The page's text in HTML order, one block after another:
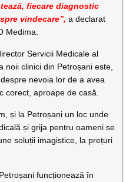
fiecare diagnostic
vindecare”, a declarat
Medima.
Servicii Medicale al
noii clinici din Petroșani este,
nevoia lor de a avea
corect, aproape de casă.
și la Petroșani un loc unde
și grija pentru oameni se
soluții imagistice, la prețuri
funcționează în